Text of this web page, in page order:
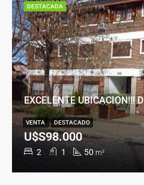
2 1 50 m²
U$S98.000
VENTA DESTACADO
DESTACADA